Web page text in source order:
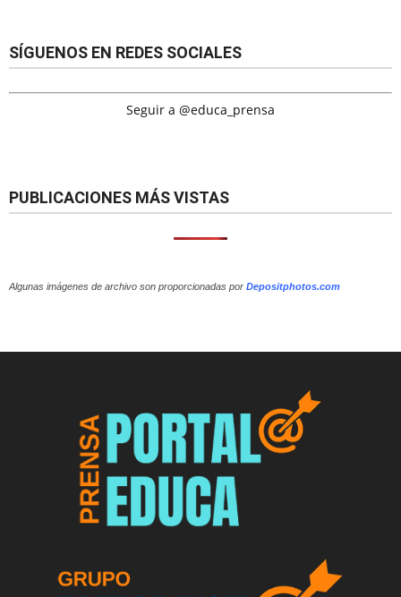
SÍGUENOS EN REDES SOCIALES
Seguir a @educa_prensa
PUBLICACIONES MÁS VISTAS
Algunas imágenes de archivo son proporcionadas por Depositphotos.com